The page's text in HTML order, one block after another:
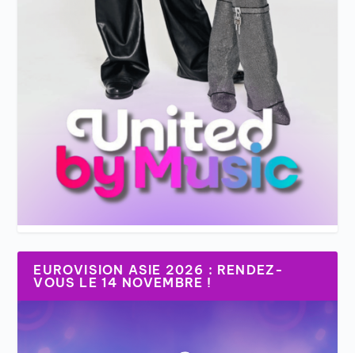
EUROVISION ASIE 2026 : RENDEZ-
VOUS LE 14 NOVEMBRE !